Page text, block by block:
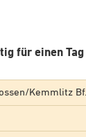
für einen Tag
Kemmlitz Bf.